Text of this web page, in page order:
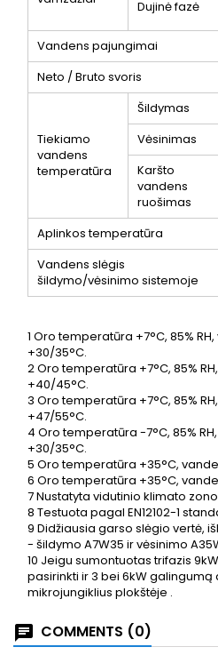
Dujinė fazė
Vandens pajungimai
Neto / Bruto svoris
Tiekiamo
vandens
temperatūra
Šildymas
Vėsinimas
Karšto
vandens
ruošimas
Aplinkos temperatūra
Vandens slėgis
šildymo/vėsinimo sistemoje
1 Oro temperatūra +7°C, 85%
+30/35°C.
2Oro temperatūra +7°C, 85%
+40/45°C.
3 Oro temperatūra +7°C, 85%
+47/55°C.
4 Oro temperatūra -7°C, 85%
+30/35°C.
5 Oro temperatūra +35°C,
6 Oro temperatūra +35°C,
7Nustatyta vidutinio klimato
8 Testuota pagal EN12102-1
9 Didžiausia garso slėgio vertė,
- šildymo A7W35 ir vėsinimo
10 Jeigu sumontuotas trifazis
pasirinkti ir 3 bei 6kW
mikrojungiklius plokštėje .
COMMENTS (0)